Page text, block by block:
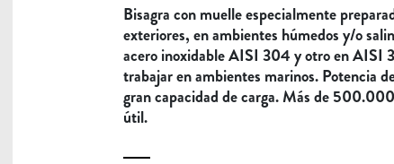
Bisagra con muelle especialmente
exteriores, en ambientes húmedos y/o
acero inoxidable AISI 304 y otro en AISI
trabajar en ambientes marinos. Potencia
gran capacidad de carga. Más de
útil.